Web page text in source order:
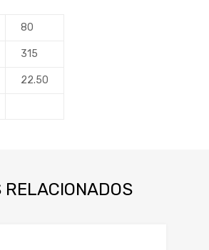
80
315
22.50
RELACIONADOS